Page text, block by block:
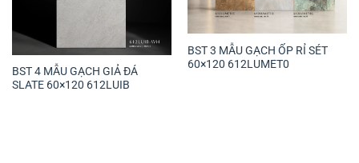
BST 4 MẪU GẠCH GIẢ ĐÁ
SLATE 60×120 612LUIB
BST 3 MẪU GẠCH ỐP RỈ SÉT
60×120 612LUMET0